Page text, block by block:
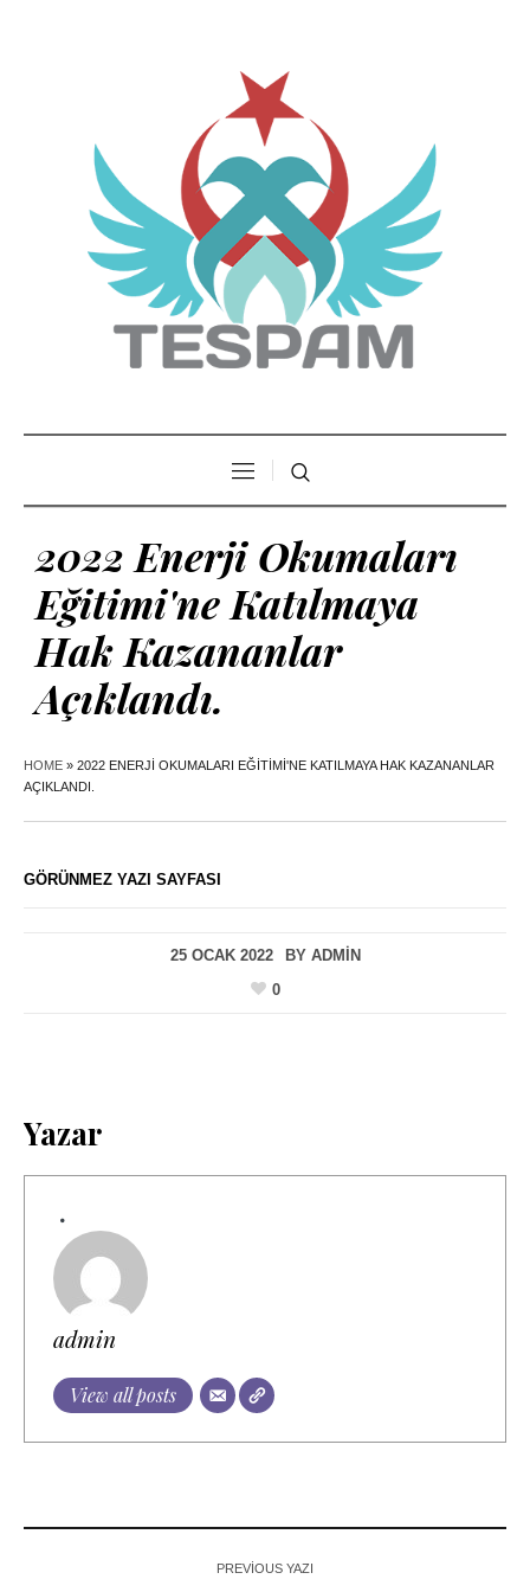
2022 Enerji Okumaları
Eğitimi'ne Katılmaya
Hak Kazananlar
Açıklandı.
HOME » 2022 ENERJI OKUMALARI EĞITIMI'NE KATILMAYA HAK KAZANANLAR
AÇIKLANDI.
GÖRÜNMEZ YAZI SAYFASI
25 OCAK 2022 BY ADMIN
0
Yazar
admin
View all posts
PREVIOUS YAZI